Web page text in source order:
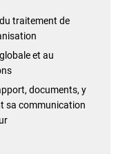
traitement de
et au
documents, y
sa communication